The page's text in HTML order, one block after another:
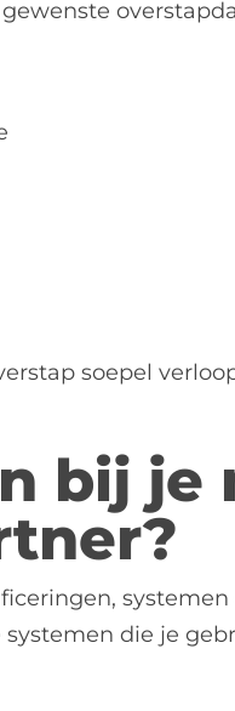
soepel
bij je
die je